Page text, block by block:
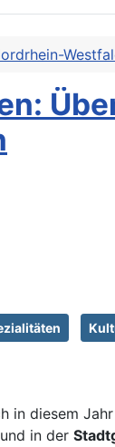
in diesem
und in der